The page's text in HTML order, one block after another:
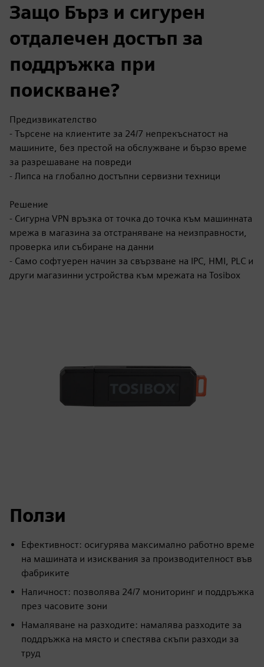
Защо Бърз и сигурен
отдалечен достъп за
поддръжка при
поискване?
Предизвикателство
- Търсене на клиентите за 24/7 непрекъснатост на
машините, без престой на обслужване и бързо време
за разрешаване на повреди
- Липса на глобално достъпни сервизни техници
Решение
- Сигурна VPN връзка от точка до точка към машинната
мрежа в магазина за отстраняване на неизправности,
проверка или събиране на данни
- Само софтуерен начин за свързване на IPC, HMI, PLC и
други магазинни устройства към мрежата на Tosibox
Ползи
Ефективност: осигурява максимално работно време
на машината и изисквания за производителност във
фабриките
Наличност: позволява 24/7 мониторинг и поддръжка
през часовите зони
Намаляване на разходите: намалява разходите за
поддръжка на място и спестява скъпи разходи за
труд